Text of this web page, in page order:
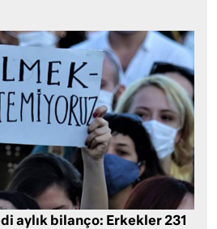
aylık bilanço: Erkekler 231